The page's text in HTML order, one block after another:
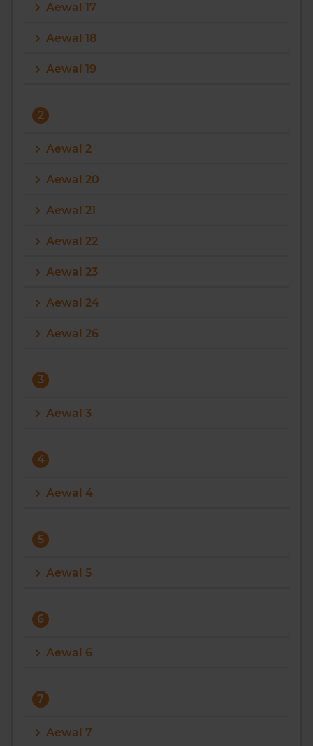
Aewal 17
Aewal 18
Aewal 19
2
Aewal 2
Aewal 20
Aewal 21
Aewal 22
Aewal 23
Aewal 24
Aewal 26
3
Aewal 3
4
Aewal 4
5
Aewal 5
6
Aewal 6
7
Aewal 7